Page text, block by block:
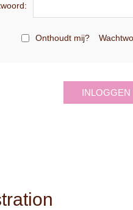
Onthoudt mij?
INLOGGEN